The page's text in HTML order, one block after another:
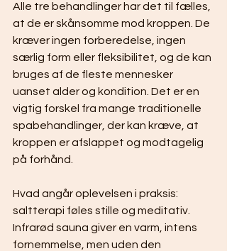
Alle tre behandlinger har det til fælles,
at de er skånsomme mod kroppen. De
kræver ingen forberedelse, ingen
særlig form eller fleksibilitet, og de kan
bruges af de fleste mennesker
uanset alder og kondition. Det er en
vigtig forskel fra mange traditionelle
spabehandlinger, der kan kræve, at
kroppen er afslappet og modtagelig
på forhånd.
Hvad angår oplevelsen i praksis:
saltterapi føles stille og meditativ.
Infrarød sauna giver en varm, intens
fornemmelse, men uden den